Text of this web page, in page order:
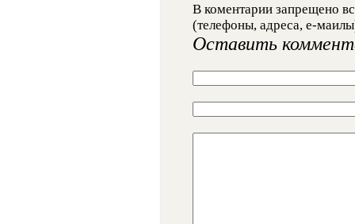
В коментарии запрещено
(телефоны, адреса, е-
Оставить